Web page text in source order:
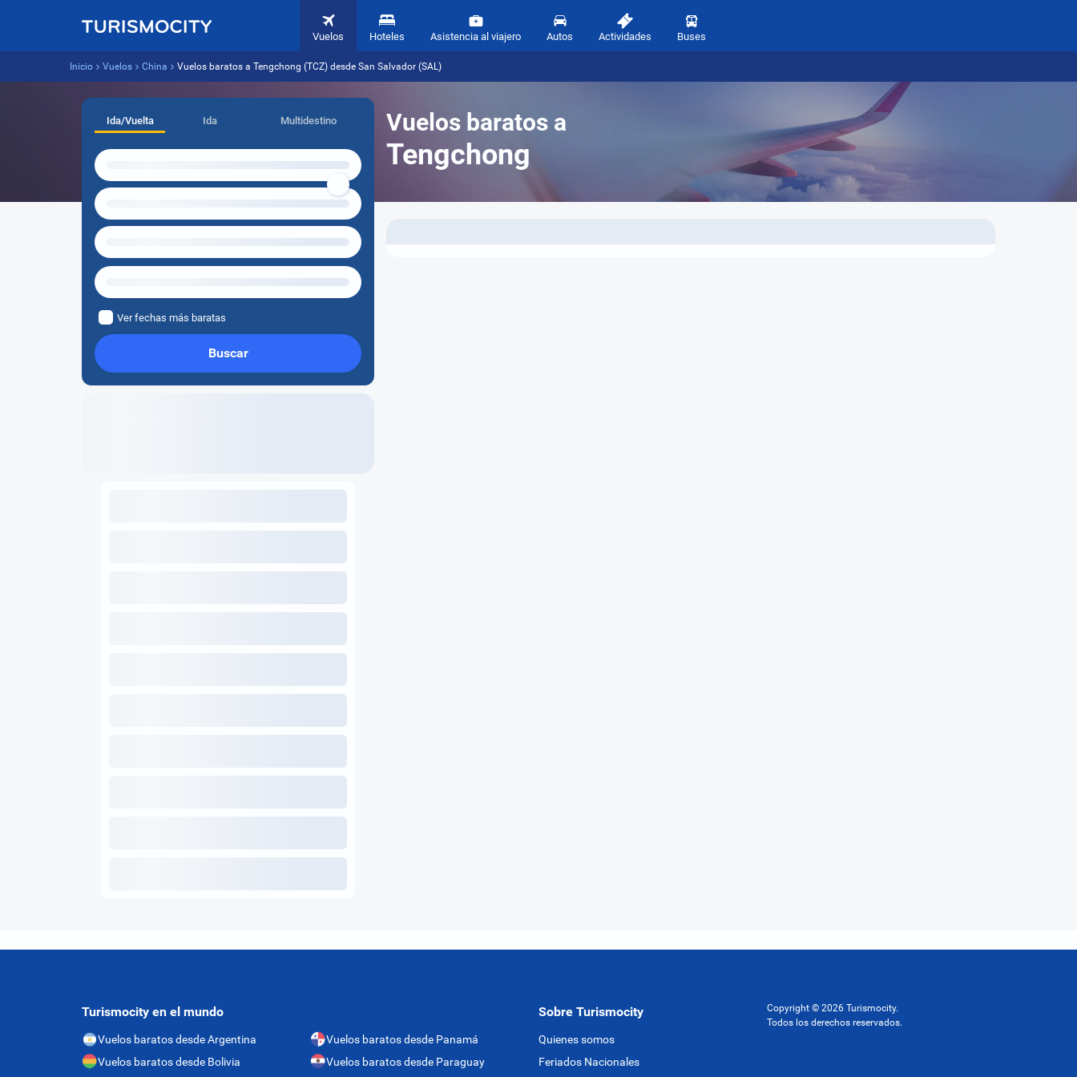
Vuelos Hoteles Asistencia al viajero Autos Actividades Buses
Inicio Vuelos China Vuelos baratos a Tengchong (TCZ) desde San Salvador (SAL)
Vuelos baratos a
Tengchong
Ida/Vuelta Ida Multidestino
Ver fechas más baratas
Buscar
Turismocity en el mundo
Vuelos baratos desde Argentina
Vuelos baratos desde Bolivia
Vuelos baratos desde Panamá
Vuelos baratos desde Paraguay
Sobre Turismocity
Quienes somos
Feriados Nacionales
Copyright © 2026 Turismocity.
Todos los derechos reservados.